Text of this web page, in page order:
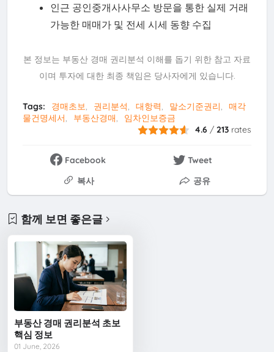
인근 공인중개사사무소 방문을 통한 실제 거래
가능한 매매가 및 전세 시세 동향 수집
본 정보는 부동산 경매 권리분석 이해를 돕기 위한 참고 자료
이며 투자에 대한 최종 책임은 당사자에게 있습니다.
Tags: 경매초보 권리분석 대항력 말소기준권리
매각
물건명세서
부동산경매
임차인보증금
4.6 /213 rates
Facebook
Tweet
복사
공유
함께 보면 좋은글
부동산 경매 권리분석 초보
핵심 정보
01 June, 2026